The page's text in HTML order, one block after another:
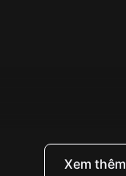
Xem thêm